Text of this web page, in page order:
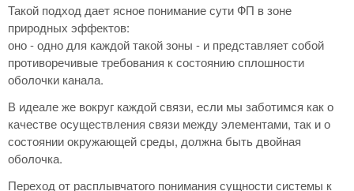
Такой подход дает ясное понимание сути ФП в зоне
природных эффектов:
оно - одно для каждой такой зоны - и представляет собой
противоречивые требования к состоянию сплошности
оболочки канала.
В идеале же вокруг каждой связи, если мы заботимся как о
качестве осуществления связи между элементами, так и о
состоянии окружающей среды, должна быть двойная
оболочка.
Переход от расплывчатого понимания сущности системы к